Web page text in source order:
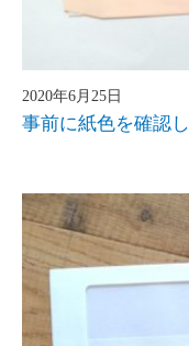
2020年6月25日
事前に紙色を確認